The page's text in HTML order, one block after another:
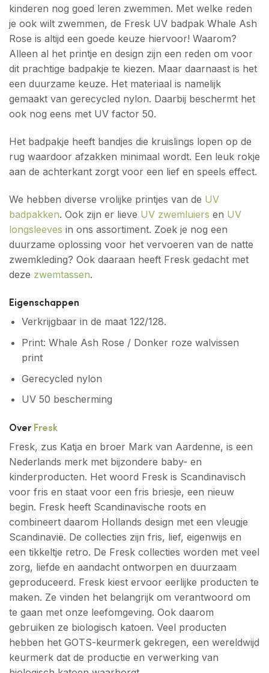
kinderen nog goed leren zwemmen. Met welke reden
je ook wilt zwemmen, de Fresk UV badpak Whale Ash
Rose is altijd een goede keuze hiervoor! Waarom?
Alleen al het printje en design zijn een reden om voor
dit prachtige badpakje te kiezen. Maar daarnaast is het
een duurzame keuze. Het materiaal is namelijk
gemaakt van gerecycled nylon. Daarbij beschermt het
ook nog eens met UV factor 50.
Het badpakje heeft bandjes die kruislings lopen op de
rug waardoor afzakken minimaal wordt. Een leuk rokje
aan de achterkant zorgt voor een lief en speels effect.
We hebben diverse vrolijke printjes van de UV
badpakken. Ook zijn er lieve UV zwemluiers en UV
longsleeves in ons assortiment. Zoek je nog een
duurzame oplossing voor het vervoeren van de natte
zwemkleding? Ook daaraan heeft Fresk gedacht met
deze zwemtassen.
Eigenschappen
Verkrijgbaar in de maat 122/128.
Print: Whale Ash Rose / Donker roze walvissen
print
Gerecycled nylon
UV 50 bescherming
OverFresk
Fresk, zus Katja en broer Mark van Aardenne, is een
Nederlands merk met bijzondere baby- en
kinderproducten. Het woord Fresk is Scandinavisch
voor fris en staat voor een fris briesje, een nieuw
begin. Fresk heeft Scandinavische roots en
combineert daarom Hollands design met een vleugje
Scandinavië. De collecties zijn fris, lief, eigenwijs en
een tikkeltje retro. De Fresk collecties worden met veel
zorg, liefde en aandacht ontworpen en duurzaam
geproduceerd. Fresk kiest ervoor eerlijke producten te
maken. Ze vinden het belangrijk om verantwoord om
te gaan met onze leefomgeving. Ook daarom
gebruiken ze biologisch katoen. Veel producten
hebben het GOTS-keurmerk gekregen, een wereldwijd
keurmerk dat de productie en verwerking van